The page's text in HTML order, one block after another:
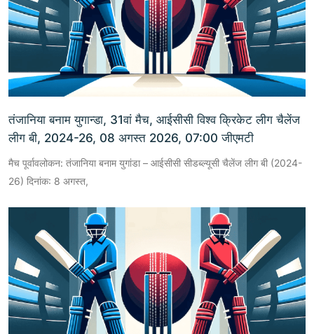
तंजानिया बनाम युगान्डा, 31वां मैच, आईसीसी विश्व क्रिकेट लीग चैलेंज
लीग बी, 2024-26, 08 अगस्त 2026, 07:00 जीएमटी
मैच पूर्वावलोकन: तंजानिया बनाम युगांडा – आईसीसी सीडब्ल्यूसी चैलेंज लीग बी (2024-
26) दिनांक: 8 अगस्त,